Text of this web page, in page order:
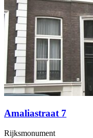
Amaliastraat 7
Rijksmonument